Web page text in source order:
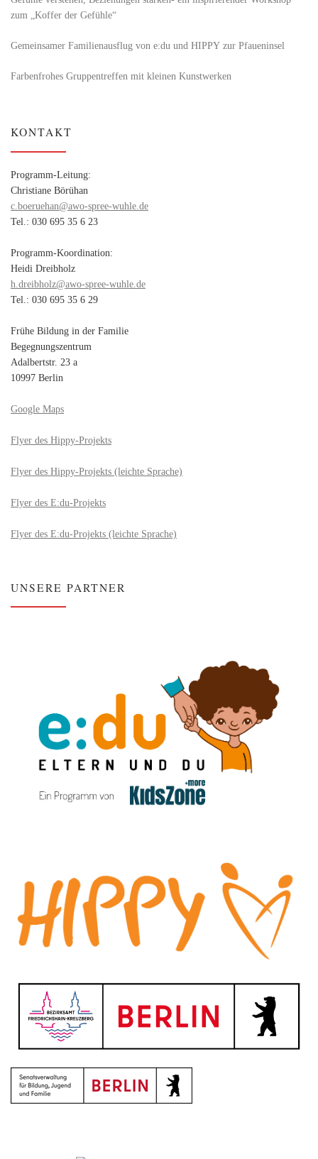
zum „Koffer der Gefühle“
Gemeinsamer Familienausflug von e:du und HIPPY zur Pfaueninsel
Farbenfrohes Gruppentreffen mit kleinen Kunstwerken
KONTAKT
Programm-Leitung:
Christiane Börühan
c.boeruehan@awo-spree-wuhle.de
Tel.: 030 695 35 6 23
Programm-Koordination:
Heidi Dreibholz
h.dreibholz@awo-spree-wuhle.de
Tel.: 030 695 35 6 29
Frühe Bildung in der Familie
Begegnungszentrum
Adalbertstr. 23 a
10997 Berlin
Google Maps
Flyer des Hippy-Projekts
Flyer des Hippy-Projekts (leichte Sprache)
Flyer des E:du-Projekts
Flyer des E:du-Projekts (leichte Sprache)
UNSERE PARTNER